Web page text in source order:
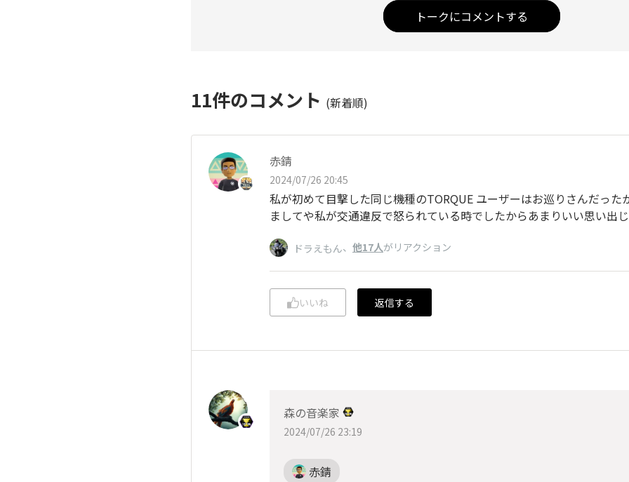
トークにコメントする
11件のコメント (新着順)
赤錆
2024/07/26 20:45
私が初めて目撃した同じ機種のTORQUE ユーザーはお巡りさんだった
ましてや私が交通違反で怒られている時でしたからあまりいい思い出
ドラえもん、 他17人がリアクション
いいね 返信する
森の音楽家
2024/07/26 23:19
赤錆